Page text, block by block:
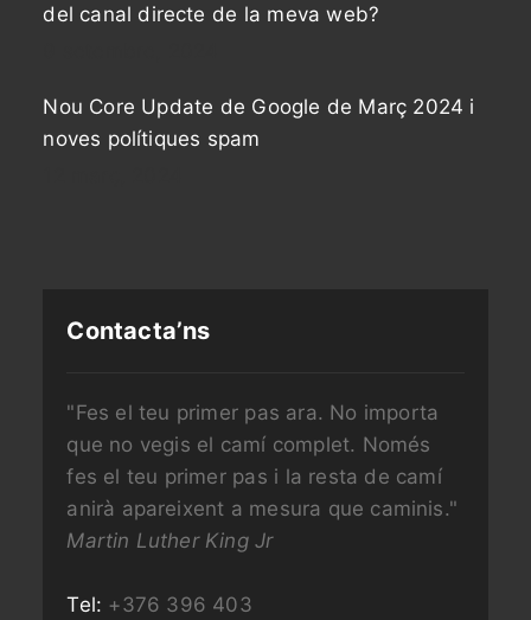
del canal directe de la meva web?
Nou Core Update de Google de Març 2024 i
noves polítiques spam
Contacta’ns
"Fes el teu primer pas ara. No importa
que no vegis el camí complet. Només
fes el teu primer pas i la resta de camí
anirà apareixent a mesura que caminis."
Martin Luther King Jr
Tel: +376 396 403